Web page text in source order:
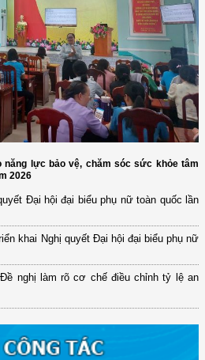
năng lực bảo vệ, chăm sóc sức khỏe tâm
2026
Đại hội đại biểu phụ nữ toàn quốc lần
khai Nghị quyết Đại hội đại biểu phụ nữ
nghị làm rõ cơ chế điều chỉnh tỷ lệ an
xuất nhiệm vụ Khoa học, công nghệ và
Quyết định số 2415/QĐ-TTg ngày
phê duyệt Chương trình mục tiêu quốc gia